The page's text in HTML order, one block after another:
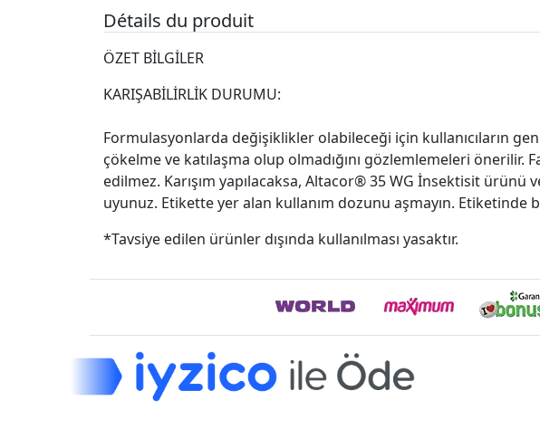
Détails du produit
ÖZET BİLGİLER
KARIŞABİLİRLİK DURUMU:
Formulasyonlarda değişiklikler olabileceği için kullanıcıların
çökelme ve katılaşma olup olmadığını gözlemlemeleri önerilir.
edilmez. Karışım yapılacaksa, Altacor® 35 WG İnsektisit
uyunuz. Etikette yer alan kullanım dozunu aşmayın. Etiketinde
*Tavsiye edilen ürünler dışında kullanılması yasaktır.